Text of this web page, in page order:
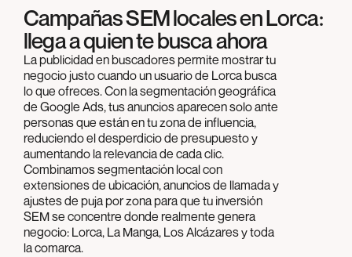
Campañas SEM locales en Lorca:
llega a quien te busca ahora
La publicidad en buscadores permite mostrar tu
negocio justo cuando un usuario de Lorca busca
lo que ofreces. Con la segmentación geográfica
de Google Ads, tus anuncios aparecen solo ante
personas que están en tu zona de influencia,
reduciendo el desperdicio de presupuesto y
aumentando la relevancia de cada clic.
Combinamos segmentación local con
extensiones de ubicación, anuncios de llamada y
ajustes de puja por zona para que tu inversión
SEM se concentre donde realmente genera
negocio: Lorca, La Manga, Los Alcázares y toda
la comarca.